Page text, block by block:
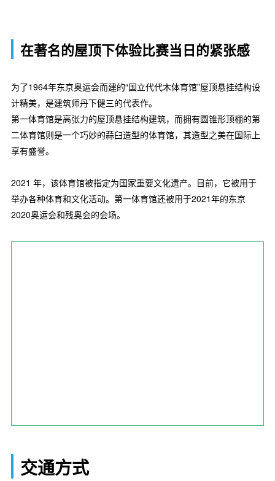
在著名的屋顶下体验比赛当日的紧张感
为了1964年东京奥运会而建的“国立代代木体育馆”屋顶悬挂结构设
计精美，是建筑师丹下健三的代表作。
第一体育馆是高张力的屋顶悬挂结构建筑，而拥有圆锥形顶棚的第
二体育馆则是一个巧妙的蒜臼造型的体育馆，其造型之美在国际上
享有盛誉。
2021 年，该体育馆被指定为国家重要文化遗产。目前，它被用于
举办各种体育和文化活动。第一体育馆还被用于2021年的东京
2020奥运会和残奥会的会场。
交通方式